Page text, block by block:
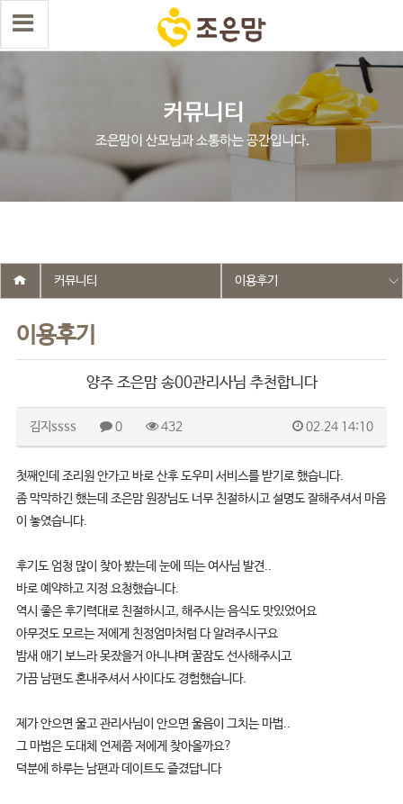
select wr_id, wr_subject from g5_write_m05_04 where wr_is_comment
= 0 and wr_datetime <= '2026-02-24 14:10:52' and wr_id <> '2689'
order by wr_datetime desc limit 1 asdasf
이용후기
커뮤니티 이용후기
양주 조은맘 송00관리사님 추천합니다
김지ssss 0 432 02.24 14:10
첫째인데 조리원 안가고 바로 산후 도우미 서비스를 받기로 했습니다.
좀 막막하긴 했는데 조은맘 원장님도 너무 친절하시고 설명도 잘해주셔서 마음
이 놓였습니다.
후기도 엄청 많이 찾아 봤는데 눈에 띄는 여사님 발견..
바로 예약하고 지정 요청했습니다.
역시 좋은 후기력대로 친절하시고, 해주시는 음식도 맛있었어요
아무것도 모르는 저에게 친정엄마처럼 다 알려주시구요
밤새 애기 보느라 못잤을거 아니냐며 꿀잠도 선사해주시고
가끔 남편도 혼내주셔서 사이다도 경험했습니다.
제가 안으면 울고 관리사님이 안으면 울음이 그치는 마법..
그 마법은 도대체 언제쯤 저에게 찾아올까요?
덕분에 하루는 남편과 데이트도 즐겼답니다